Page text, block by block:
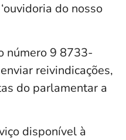
do nosso
número 9 8733-
reivindicações,
do parlamentar a
disponível à